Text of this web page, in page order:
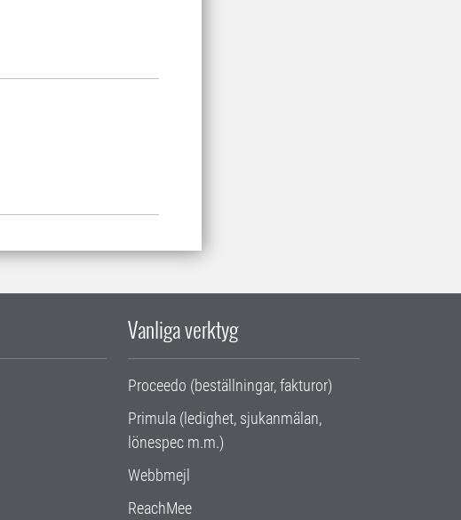
Vanliga verktyg
Proceedo (beställningar, fakturor)
Primula (ledighet, sjukanmälan,
lönespec m.m.)
Webbmejl
ReachMee